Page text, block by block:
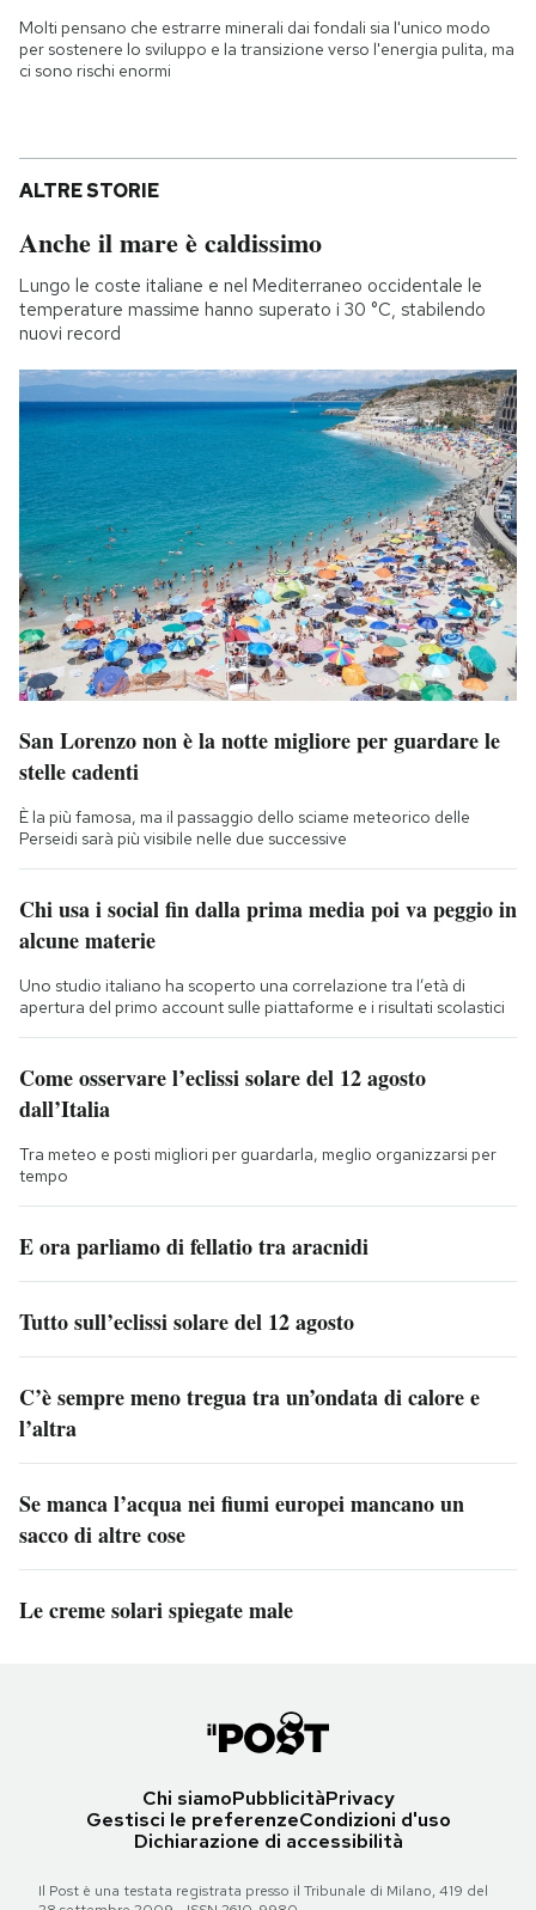
Molti pensano che estrarre minerali dai fondali sia l'unico modo
per sostenere lo sviluppo e la transizione verso l'energia pulita, ma
ci sono rischi enormi
ALTRE STORIE
Anche il mare è caldissimo
Lungo le coste italiane e nel Mediterraneo occidentale le
temperature massime hanno superato i 30 °C, stabilendo
nuovi record
San Lorenzo non è la notte migliore per guardare le
stelle cadenti
È la più famosa, ma il passaggio dello sciame meteorico delle
Perseidi sarà più visibile nelle due successive
Chi usa i social fin dalla prima media poi va peggio in
alcune materie
Uno studio italiano ha scoperto una correlazione tra l’età di
apertura del primo account sulle piattaforme e i risultati scolastici
Come osservare l’eclissi solare del 12 agosto
dall’Italia
Tra meteo e posti migliori per guardarla, meglio organizzarsi per
tempo
E ora parliamo di fellatio tra aracnidi
Tutto sull’eclissi solare del 12 agosto
C’è sempre meno tregua tra un’ondata di calore e
l’altra
Se manca l’acqua nei fiumi europei mancano un
sacco di altre cose
Le creme solari spiegate male
Chi siamoPubblicitàPrivacy
Gestisci le preferenzeCondizioni d'uso
Dichiarazione di accessibilità
Il Post è una testata registrata presso il Tribunale di Milano, 419 del